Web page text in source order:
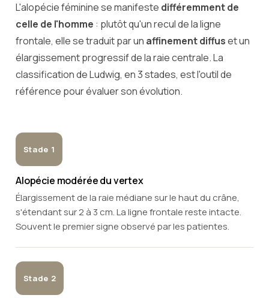
L'alopécie féminine se manifeste différemment de
celle de l'homme : plutôt qu'un recul de la ligne
frontale, elle se traduit par un affinement diffuset un
élargissement progressif de la raie centrale. La
classification de Ludwig, en 3 stades, est l'outil de
référence pour évaluer son évolution.
Stade 1
Alopécie modérée du vertex
Élargissement de la raie médiane sur le haut du crâne,
s'étendant sur 2 à 3 cm. La ligne frontale reste intacte.
Souvent le premier signe observé par les patientes.
Stade 2